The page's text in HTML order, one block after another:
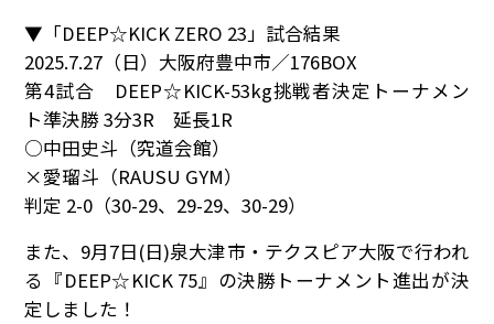
▼「DEEP☆KICK ZERO 23」試合結果
2025.7.27（日）大阪府豊中市／176BOX
第4試合 DEEP☆KICK-53kg挑戦者決定トーナメン
ト準決勝 3分3R 延長1R
○中田史斗（究道会館）
×愛瑠斗（RAUSU GYM）
判定 2-0（30-29、29-29、30-29）
また、9月7日(日)泉大津市・テクスピア大阪で行われ
る『DEEP☆KICK 75』の決勝トーナメント進出が決
定しました！